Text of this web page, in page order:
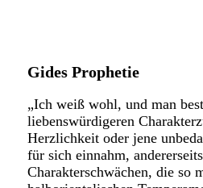
Gides Prophetie
„Ich weiß wohl, und man
liebenswürdigeren
Herzlichkeit oder jene
für sich einnahm,
Charakterschwächen, die so